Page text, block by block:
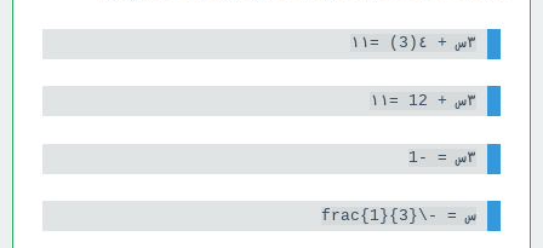
٣س + ٤(3) =١١
٣س + 12 =١١
٣س = -1
س = -\frac{1}{3}